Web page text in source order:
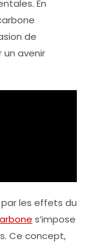
En
de
avenir
les effets du
s’impose
Ce concept,